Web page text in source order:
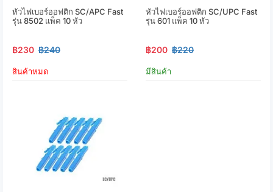
หัวไฟเบอร์ออฟติก SC/APC Fast
รุ่น 8502 แพ็ค 10 หัว
฿230 ฿240
สินค้าหมด
หัวไฟเบอร์ออฟติก SC/UPC Fast
รุ่น 601 แพ็ค 10 หัว
฿200 ฿220
มีสินค้า